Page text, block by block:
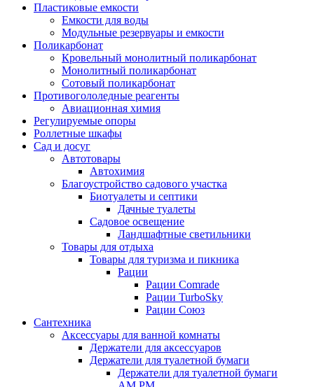
Пластиковые емкости
Емкости для воды
Модульные резервуары и емкости
Поликарбонат
Кровельный монолитный поликарбонат
Монолитный поликарбонат
Сотовый поликарбонат
Противогололедные реагенты
Авиационная химия
Регулируемые опоры
Роллетные шкафы
Сад и досуг
Автотовары
Автохимия
Благоустройство садового участка
Биотуалеты и септики
Дачные туалеты
Садовое освещение
Ландшафтные светильники
Товары для отдыха
Товары для туризма и пикника
Рации
Рации Comrade
Рации TurboSky
Рации Союз
Сантехника
Аксессуары для ванной комнаты
Держатели для аксессуаров
Держатели для туалетной бумаги
Держатели для туалетной бумаги